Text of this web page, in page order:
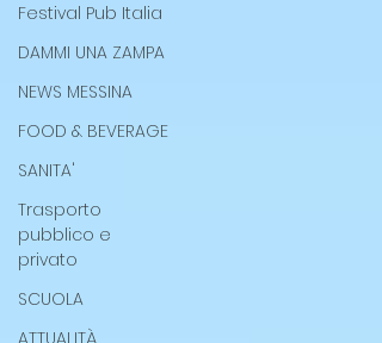
Festival Pub Italia
DAMMI UNA ZAMPA
NEWS MESSINA
FOOD & BEVERAGE
SANITA'
Trasporto
pubblico e
privato
SCUOLA
ATTUALITÀ